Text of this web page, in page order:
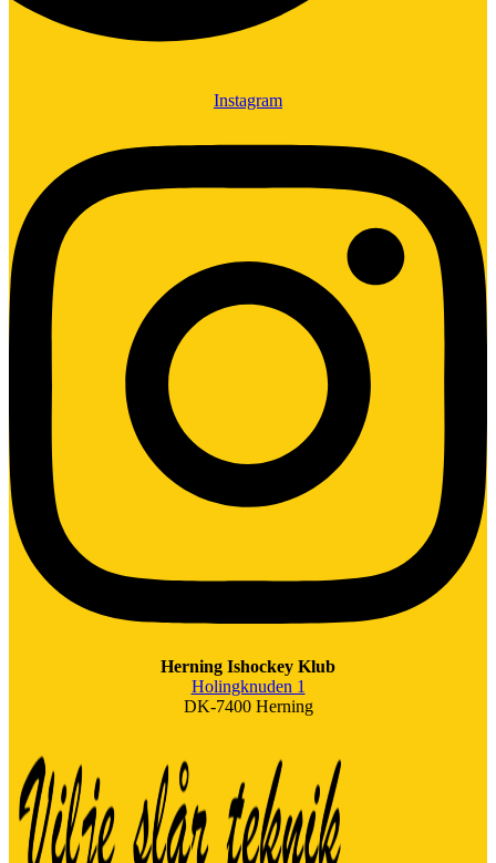
Instagram
Herning Ishockey Klub
Holingknuden 1
DK-7400 Herning